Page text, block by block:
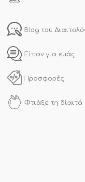
Blog του
Είπαν για εμάς
Προσφορές
Φτιάξε τη δίαιτά